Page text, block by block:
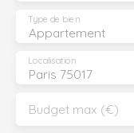
Appartement
Type de bien
Paris 75017
Localisation
Budget max (€)